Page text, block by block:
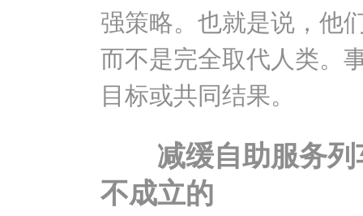
强策略。也就是说，他
而不是完全取代人类。
目标或共同结果。
减缓自助服务列
不成立的